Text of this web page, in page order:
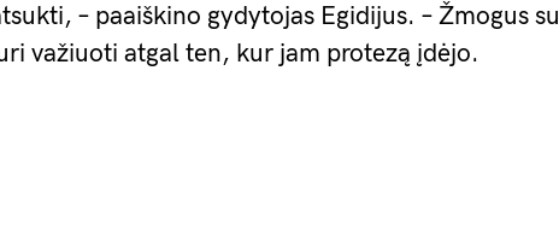
– paaiškino gydytojas Egidijus. – Žmogus su
važiuoti atgal ten, kur jam protezą įdėjo.